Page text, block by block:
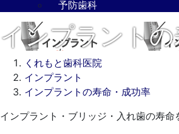
予防歯科
インプラント
くれもと歯科医院
インプラント
インプラントの寿命・成功率
2021
インプラント・ブリッジ・入れ歯の寿